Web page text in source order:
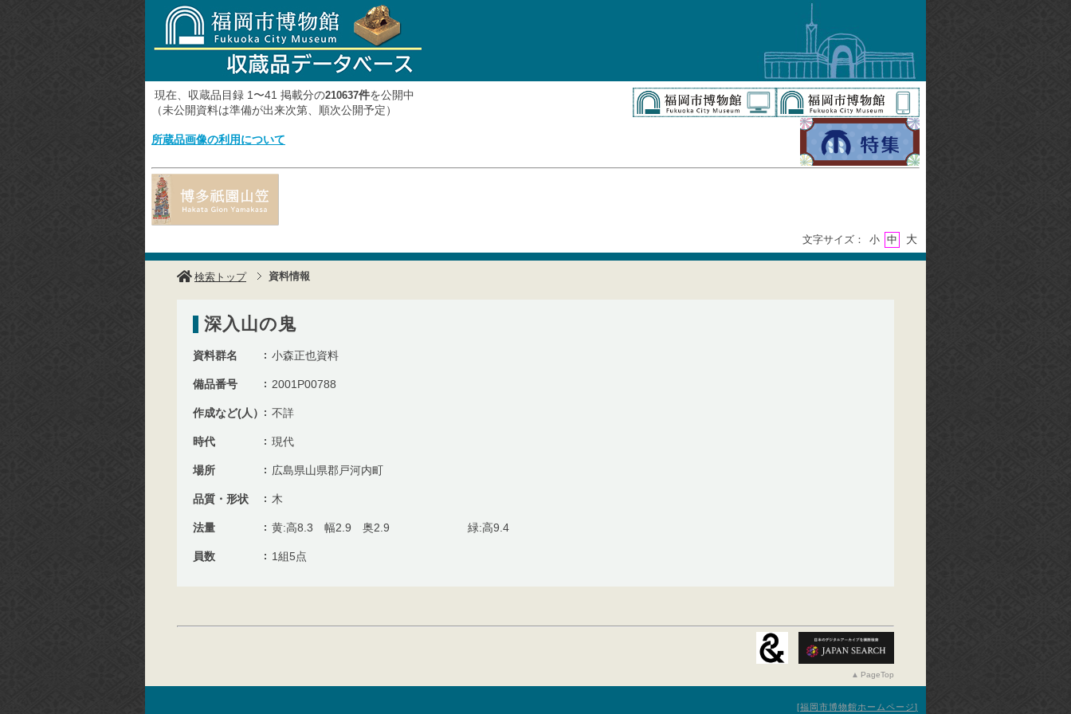
現在、収蔵品目録 1〜41 掲載分の210637件を公開中
（未公開資料は準備が出来次第、順次公開予定）
所蔵品画像の利用について
文字サイズ： 小 中 大
検索トップ 資料情報
深入山の鬼
資料群名 小森正也資料
備品番号 2001P00788
作成など(人） 不詳
時代 現代
場所 広島県山県郡戸河内町
品質・形状 木
法量 黄:高8.3 幅2.9 奥2.9 緑:高9.4
員数 1組5点
PageTop
福岡市博物館ホームページ